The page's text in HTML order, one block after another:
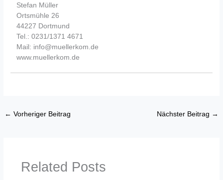
Stefan Müller
Ortsmühle 26
44227 Dortmund
Tel.: 0231/1371 4671
Mail: info@muellerkom.de
www.muellerkom.de
← Vorheriger Beitrag Nächster Beitrag →
Related Posts